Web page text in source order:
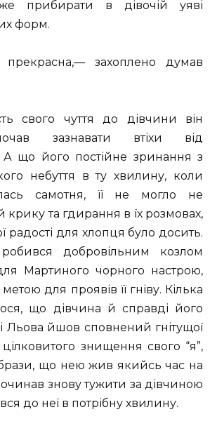
прибирати в дівочій уяві
форм.
захоплено думав
свого чуття до дівчини він
зазнавати втіхи від
що його постійне зринання з
небуття в ту хвилину, коли
самотня, її не могло не
крику та гдирання в їх розмовах,
радості для хлопця було досить.
добровільним козлом
Мартиного чорного настрою,
для проявів її гніву. Кілька
що дівчина й справді його
Льова йшов сповнений гнітущої
знищення свого “я”,
що нею жив якийсь час на
знову тужити за дівчиною
до неї в потрібну хвилину.